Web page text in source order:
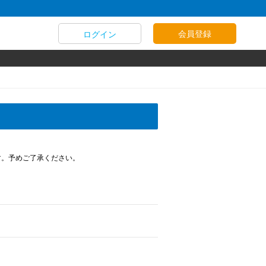
ログイン 会員登録
予めご了承ください。